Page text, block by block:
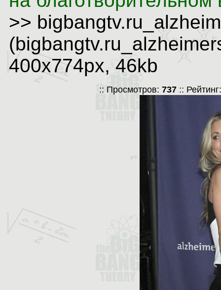
>>
400x774px, 46kb
:: Просмотров: 737::